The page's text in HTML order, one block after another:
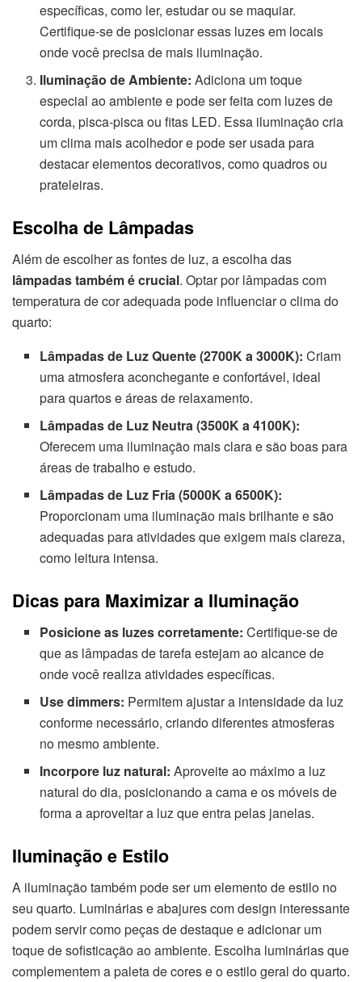
específicas, como ler, estudar ou se maquiar.
Certifique-se de posicionar essas luzes em locais
onde você precisa de mais iluminação.
Iluminação de Ambiente: Adiciona um toque
especial ao ambiente e pode ser feita com luzes de
corda, pisca-pisca ou fitas LED. Essa iluminação cria
um clima mais acolhedor e pode ser usada para
destacar elementos decorativos, como quadros ou
prateleiras.
Escolha de Lâmpadas
Além de escolher as fontes de luz, a escolha das
lâmpadas também é crucial. Optar por lâmpadas com
temperatura de cor adequada pode influenciar o clima do
quarto:
Lâmpadas de Luz Quente (2700K a 3000K): Criam
uma atmosfera aconchegante e confortável, ideal
para quartos e áreas de relaxamento.
Lâmpadas de Luz Neutra (3500K a 4100K):
Oferecem uma iluminação mais clara e são boas para
áreas de trabalho e estudo.
Lâmpadas de Luz Fria (5000K a 6500K):
Proporcionam uma iluminação mais brilhante e são
adequadas para atividades que exigem mais clareza,
como leitura intensa.
Dicas para Maximizar a Iluminação
Posicione as luzes corretamente: Certifique-se de
que as lâmpadas de tarefa estejam ao alcance de
onde você realiza atividades específicas.
Use dimmers: Permitem ajustar a intensidade da luz
conforme necessário, criando diferentes atmosferas
no mesmo ambiente.
Incorpore luz natural: Aproveite ao máximo a luz
natural do dia, posicionando a cama e os móveis de
forma a aproveitar a luz que entra pelas janelas.
Iluminação e Estilo
A iluminação também pode ser um elemento de estilo no
seu quarto. Luminárias e abajures com design interessante
podem servir como peças de destaque e adicionar um
toque de sofisticação ao ambiente. Escolha luminárias que
complementem a paleta de cores e o estilo geral do quarto.